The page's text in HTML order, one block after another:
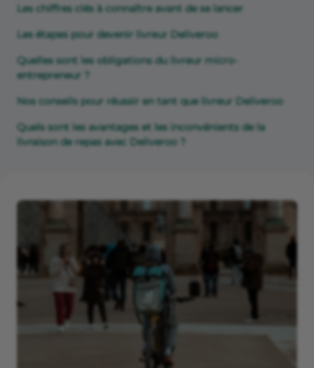
Les chiffres clés à connaître avant de se lancer
Les étapes pour devenir livreur Deliveroo
Quelles sont les obligations du livreur micro-
entrepreneur ?
Nos conseils pour réussir en tant que livreur Deliveroo
Quels sont les avantages et les inconvénients de la
livraison de repas avec Deliveroo ?